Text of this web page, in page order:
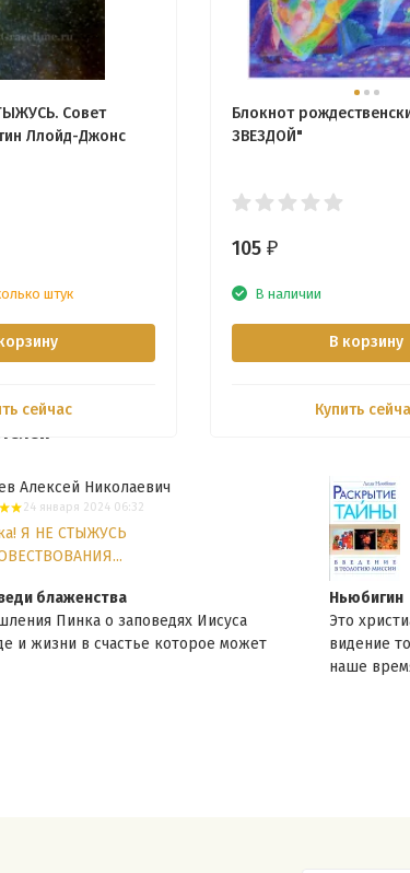
Совет
Ллойд-Джонс
штук
сейчас
Блокнот
ЗВЕЗДОЙ"
105₽
В наличии
В корзину
Купить
Алексей Николаевич
24 января 2024 06:32
Я НЕ СТЫЖУСЬ
блаженства
Пинка о заповедях Иисуса
и жизни в счастье которое может
Ньюбигин
Это
видение
наше